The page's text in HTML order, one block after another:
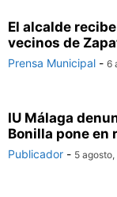
El alcalde
vecinos de
Prensa Municipal - 6
IU Málaga
Bonilla pone en
Publicador - 5